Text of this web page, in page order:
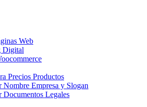
Web
Digital
Precios Productos
Nombre Empresa y Slogan
Documentos Legales